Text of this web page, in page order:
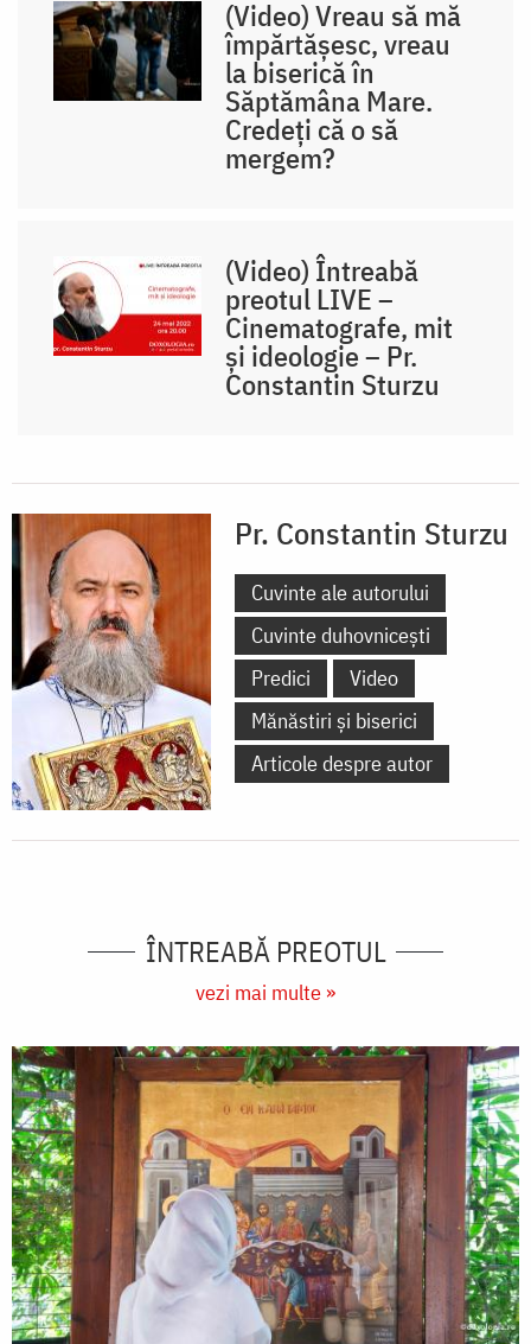
(Video) Vreau să mă
împărtășesc, vreau
la biserică în
Săptămâna Mare.
Credeți că o să
mergem?
(Video) Întreabă
preotul LIVE –
Cinematografe, mit
și ideologie – Pr.
Constantin Sturzu
Pr. Constantin Sturzu
Cuvinte ale autorului
Cuvinte duhovnicești
Predici
Video
Mănăstiri și biserici
Articole despre autor
ÎNTREABĂ PREOTUL
vezi mai multe »